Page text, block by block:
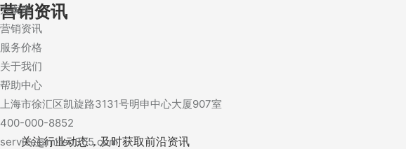
方案库
营销资讯
服务价格
关于我们
帮助中心
上海市徐汇区凯旋路3131号明申中心大厦907室
400-000-8852
service@mifen365.com
营销资讯
关注行业动态，及时获取前沿资讯